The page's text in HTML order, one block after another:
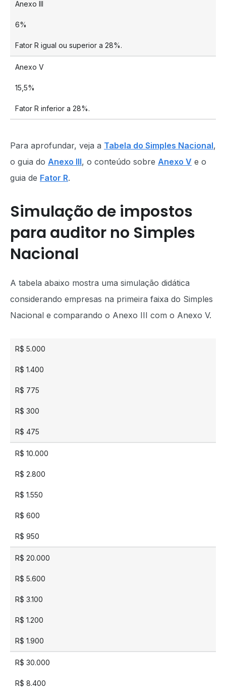
Anexo III
6%
Fator R igual ou superior a 28%.
Anexo V
15,5%
Fator R inferior a 28%.
Para aprofundar, veja a Tabela do Simples Nacional,
o guia do Anexo III, o conteúdo sobre Anexo V e o
guia de Fator R.
Simulação de impostos
para auditor no Simples
Nacional
A tabela abaixo mostra uma simulação didática
considerando empresas na primeira faixa do Simples
Nacional e comparando o Anexo III com o Anexo V.
R$ 5.000
R$ 1.400
R$ 775
R$ 300
R$ 475
R$ 10.000
R$ 2.800
R$ 1.550
R$ 600
R$ 950
R$ 20.000
R$ 5.600
R$ 3.100
R$ 1.200
R$ 1.900
R$ 30.000
R$ 8.400